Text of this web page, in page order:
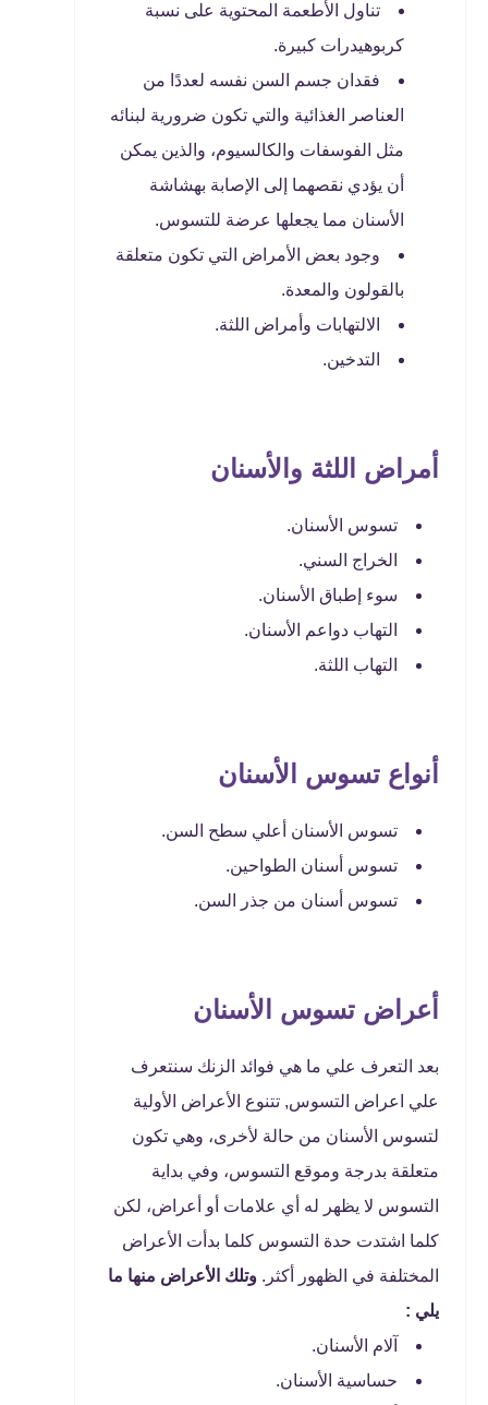
تناول الأطعمة المحتوية على نسبة
كربوهيدرات كبيرة.
فقدان جسم السن نفسه لعددًا من
العناصر الغذائية والتي تكون ضرورية لبنائه
مثل الفوسفات والكالسيوم، والذين يمكن
أن يؤدي نقصهما إلى الإصابة بهشاشة
الأسنان مما يجعلها عرضة للتسوس.
وجود بعض الأمراض التي تكون متعلقة
بالقولون والمعدة.
الالتهابات وأمراض اللثة.
التدخين.
أمراض اللثة والأسنان
تسوس الأسنان.
الخراج السني.
سوء إطباق الأسنان.
التهاب دواعم الأسنان.
التهاب اللثة.
أنواع تسوس الأسنان
تسوس الأسنان أعلي سطح السن.
تسوس أسنان الطواحين.
تسوس أسنان من جذر السن.
أعراض تسوس الأسنان
بعد التعرف علي ما هي فوائد الزنك سنتعرف
علي اعراض التسوس, تتنوع الأعراض الأولية
لتسوس الأسنان من حالة لأخرى، وهي تكون
متعلقة بدرجة وموقع التسوس، وفي بداية
التسوس لا يظهر له أي علامات أو أعراض، لكن
كلما اشتدت حدة التسوس كلما بدأت الأعراض
المختلفة في الظهور أكثر. وتلك الأعراض منها ما
يلي :
آلام الأسنان.
حساسية الأسنان.